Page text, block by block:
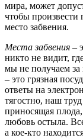
мира, может
чтобы произвести
место забвения.
Места забвения –
никто не видит,
мы не получаем
– это грязная
ответы на
тягостно, наш
приносящая
любовь остыла.
а кое-кто